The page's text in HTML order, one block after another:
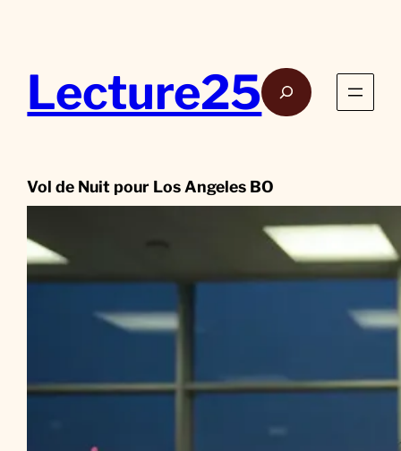
Lecture25Rech
Vol de Nuit pour Los Angeles BO